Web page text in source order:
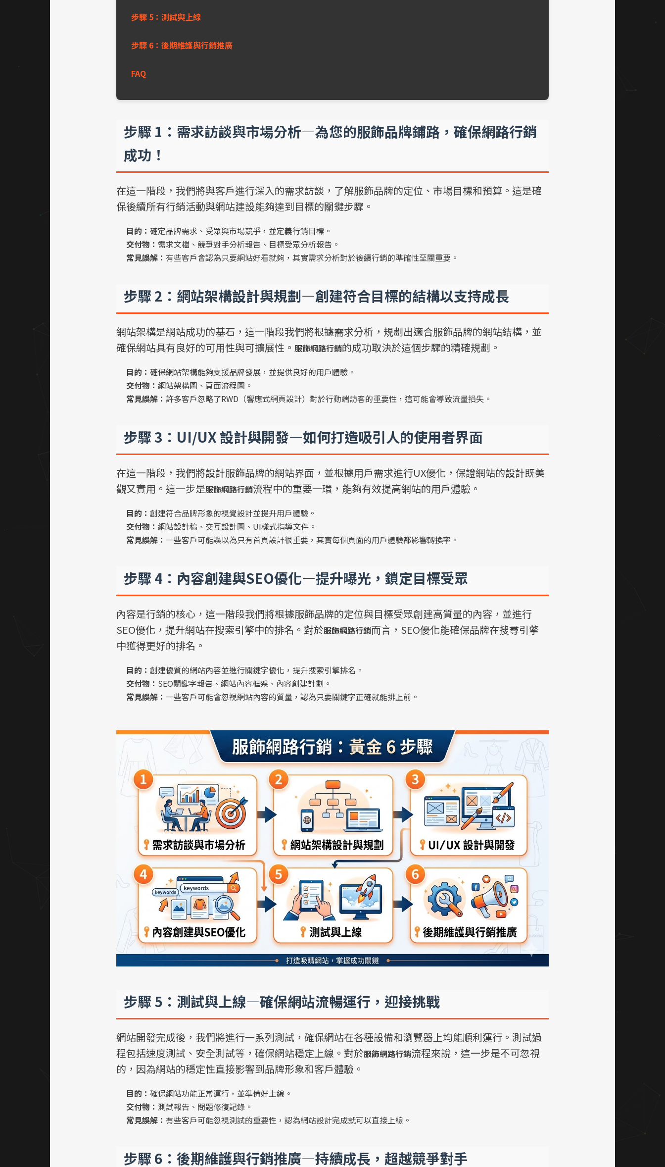
步驟 5：測試與上線
步驟 6：後期維護與行銷推廣
FAQ
步驟 1：需求訪談與市場分析—為您的服飾品牌鋪路，確保網路行銷
成功！
在這一階段，我們將與客戶進行深入的需求訪談，了解服飾品牌的定位、市場目標和預算。這是確
保後續所有行銷活動與網站建設能夠達到目標的關鍵步驟。
目的：確定品牌需求、受眾與市場競爭，並定義行銷目標。
交付物： 需求文檔、競爭對手分析報告、目標受眾分析報告。
常見誤解： 有些客戶會認為只要網站好看就夠，其實需求分析對於後續行銷的準確性至關重要。
步驟 2：網站架構設計與規劃—創建符合目標的結構以支持成長
網站架構是網站成功的基石，這一階段我們將根據需求分析，規劃出適合服飾品牌的網站結構，並
確保網站具有良好的可用性與可擴展性。服飾網路行銷的成功取決於這個步驟的精確規劃。
目的：確保網站架構能夠支援品牌發展，並提供良好的用戶體驗。
交付物：網站架構圖、頁面流程圖。
常見誤解：許多客戶忽略了RWD（響應式網頁設計）對於行動端訪客的重要性，這可能會導致流量損失。
步驟 3：UI/UX 設計與開發—如何打造吸引人的使用者界面
在這一階段，我們將設計服飾品牌的網站界面，並根據用戶需求進行UX優化，保證網站的設計既美
觀又實用。這一步是服飾網路行銷流程中的重要一環，能夠有效提高網站的用戶體驗。
目的：創建符合品牌形象的視覺設計並提升用戶體驗。
交付物：網站設計稿、交互設計圖、UI樣式指導文件。
常見誤解： 一些客戶可能誤以為只有首頁設計很重要，其實每個頁面的用戶體驗都影響轉換率。
步驟 4：內容創建與SEO優化—提升曝光，鎖定目標受眾
內容是行銷的核心，這一階段我們將根據服飾品牌的定位與目標受眾創建高質量的內容，並進行
SEO優化，提升網站在搜索引擎中的排名。對於服飾網路行銷而言，SEO優化能確保品牌在搜尋引擎
中獲得更好的排名。
目的：創建優質的網站內容並進行關鍵字優化，提升搜索引擎排名。
交付物： SEO關鍵字報告、網站內容框架、內容創建計劃。
常見誤解： 一些客戶可能會忽視網站內容的質量，認為只要關鍵字正確就能排上前。
步驟 5：測試與上線—確保網站流暢運行，迎接挑戰
網站開發完成後，我們將進行一系列測試，確保網站在各種設備和瀏覽器上均能順利運行。測試過
程包括速度測試、安全測試等，確保網站穩定上線。對於服飾網路行銷流程來說，這一步是不可忽視
的，因為網站的穩定性直接影響到品牌形象和客戶體驗。
目的：確保網站功能正常運行，並準備好上線。
交付物：測試報告、問題修復記錄。
常見誤解： 有些客戶可能忽視測試的重要性，認為網站設計完成就可以直接上線。
步驟 6：後期維護與行銷推廣—持續成長，超越競爭對手